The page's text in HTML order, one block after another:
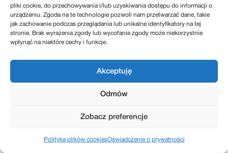
pliki cookie, do przechowywania i/lub uzyskiwania dostępu do informacji o
urządzeniu. Zgoda na te technologie pozwoli nam przetwarzać dane, takie
jak zachowanie podczas przeglądania lub unikalne identyfikatory na tej
stronie. Brak wyrażenia zgody lub wycofanie zgody może niekorzystnie
wpłynąć na niektóre cechy i funkcje.
Akceptuję
Odmów
Zobacz preferencje
Polityka plików cookiesOświadczenie o prywatności
kontakt@sukcesje.pl
REGULAMIN SKLEPU
POLITYKA PRYWATNOŚCI
ZWROTY I REKLAMACJE
POLITYKA PLIKÓW COOKIES (EU)